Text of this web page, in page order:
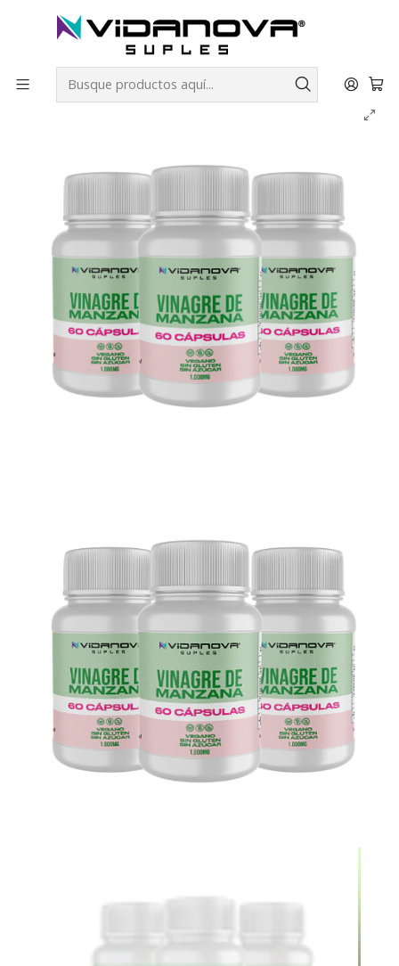
Productos Vidanova® Suples Vitaminas y Minerales
PACK 3 Vinagre de Manzana Cápsulas 1000mg